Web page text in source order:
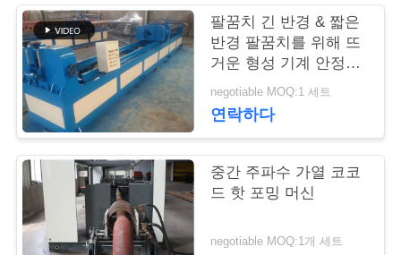
주
세
요
뉴
스
팔꿈치 긴 반경 & 짧은
반경 팔꿈치를 위해 뜨
거운 형성 기계 안정되
어 있는 작용
negotiable MOQ:1 세트
연락하다
중간 주파수 가열 코코
드 핫 포밍 머신
negotiable MOQ:1개 세트